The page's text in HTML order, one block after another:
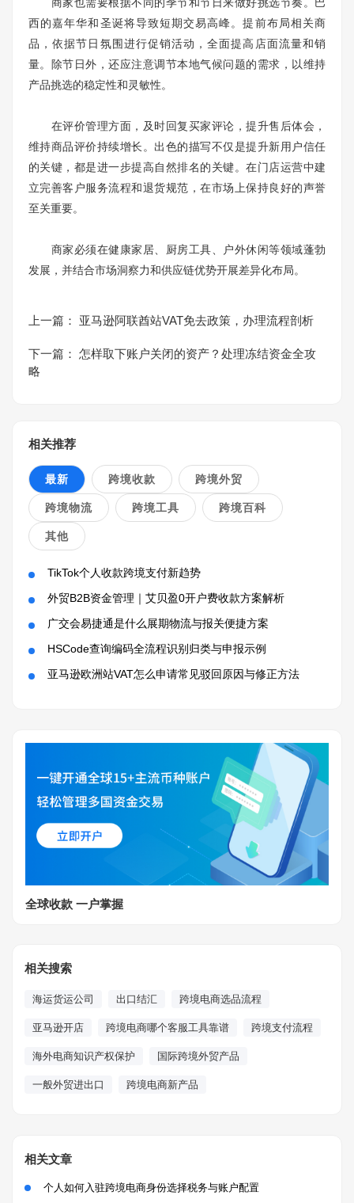
商家也需要根据不同的季节和节日来做好挑选节奏。巴
西的嘉年华和圣诞将导致短期交易高峰。提前布局相关商
品，依据节日氛围进行促销活动，全面提高店面流量和销
量。除节日外，还应注意调节本地气候问题的需求，以维持
产品挑选的稳定性和灵敏性。
在评价管理方面，及时回复买家评论，提升售后体会，
维持商品评价持续增长。出色的描写不仅是提升新用户信任
的关键，都是进一步提高自然排名的关键。在门店运营中建
立完善客户服务流程和退货规范，在市场上保持良好的声誉
至关重要。
商家必须在健康家居、厨房工具、户外休闲等领域蓬勃
发展，并结合市场洞察力和供应链优势开展差异化布局。
上一篇： 亚马逊阿联酋站VAT免去政策，办理流程剖析
下一篇： 怎样取下账户关闭的资产？处理冻结资金全攻
略
相关推荐
最新 跨境收款 跨境外贸
跨境物流 跨境工具 跨境百科
其他
TikTok个人收款跨境支付新趋势
外贸B2B资金管理｜艾贝盈0开户费收款方案解析
广交会易捷通是什么展期物流与报关便捷方案
HSCode查询编码全流程识别归类与申报示例
亚马逊欧洲站VAT怎么申请常见驳回原因与修正方法
全球收款 一户掌握
相关搜索
海运货运公司 出口结汇 跨境电商选品流程
亚马逊开店 跨境电商哪个客服工具靠谱 跨境支付流程
海外电商知识产权保护 国际跨境外贸产品
一般外贸进出口 跨境电商新产品
相关文章
个人如何入驻跨境电商身份选择税务与账户配置